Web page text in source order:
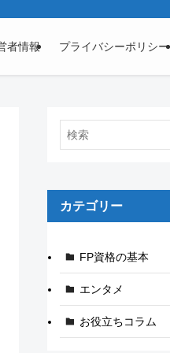
者情報 プライバシーポリシー
カテゴリー
FP資格の基本
エンタメ
お役立ちコラム